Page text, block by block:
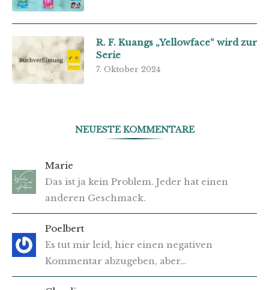
R. F. Kuangs „Yellowface“ wird zur
Serie
7. Oktober 2024
NEUESTE KOMMENTARE
Marie
Das ist ja kein Problem. Jeder hat einen
anderen Geschmack.
Poelbert
Es tut mir leid, hier einen negativen
Kommentar abzugeben, aber…